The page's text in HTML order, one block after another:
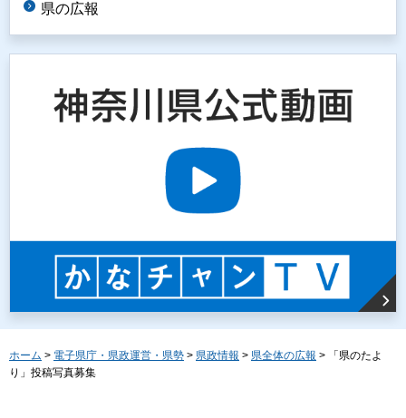
県の広報
ホーム > 電子県庁・県政運営・県勢 > 県政情報 > 県全体の広報 > 「県のたよ
り」投稿写真募集